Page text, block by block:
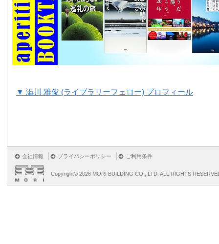
▼ 澁川 雅俊 (ライブラリーフェロー) プロフィール
会社情報 プライバシーポリシー ご利用条件
Copyright© 2026 MORI BUILDING CO., LTD. ALL RIGHTS